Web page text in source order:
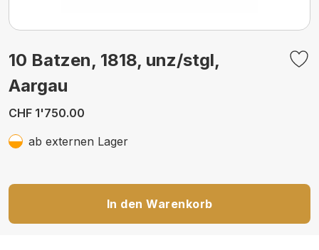
10 Batzen, 1818, unz/stgl,
Aargau
CHF 1'750.00
ab externen Lager
In den Warenkorb